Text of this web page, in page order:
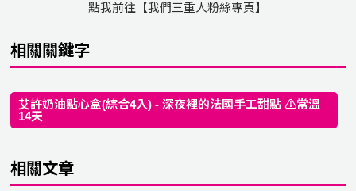
點我前往【我們三重人粉絲專頁】
相關關鍵字
艾許奶油點心盒(綜合4入) - 深夜裡的法國手工甜點 ⚠️常溫
14天
相關文章